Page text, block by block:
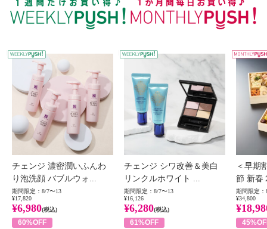
WEEKLY PUSH
チェンジ 濃密潤いふんわ
り泡洗顔 バブルウォ...
期間限定：8/7〜13
¥17,820
¥6,980(税込)
60%OFF
チェンジ シワ改善＆美白
リンクルホワイト ...
期間限定：8/7〜13
¥16,126
¥6,280(税込)
61%OFF
＜早期
節 新春
期間限定：
¥34,800